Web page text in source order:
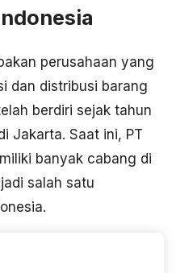
perusahaan yang
dan distribusi barang
berdiri sejak tahun
Jakarta. Saat ini, PT
banyak cabang di
salah satu